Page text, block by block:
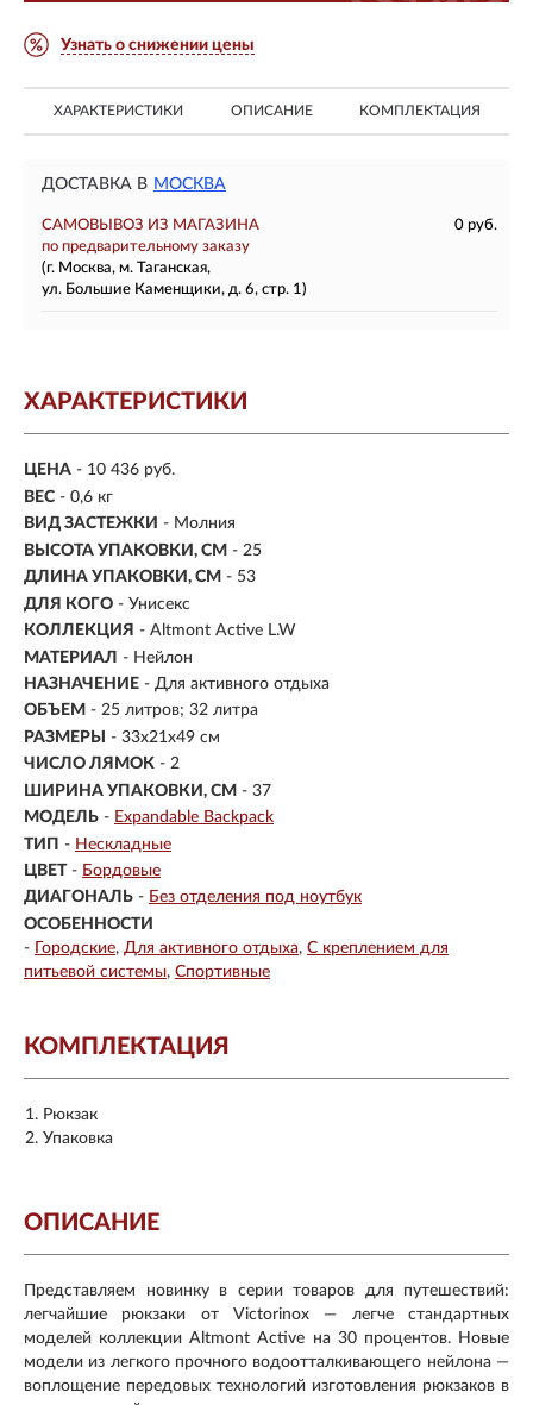
Узнать о снижении цены
ХАРАКТЕРИСТИКИ ОПИСАНИЕ КОМПЛЕКТАЦИЯ
ДОСТАВКА В МОСКВА
САМОВЫВОЗ ИЗ МАГАЗИНА
0 руб.
по предварительному заказу
(г. Москва, м. Таганская,
ул. Большие Каменщики, д. 6, стр. 1)
ХАРАКТЕРИСТИКИ
ЦЕНА - 10 436 руб.
ВЕС - 0,6 кг
ВИД ЗАСТЕЖКИ - Молния
ВЫСОТА УПАКОВКИ, СМ - 25
ДЛИНА УПАКОВКИ, СМ - 53
ДЛЯ КОГО - Унисекс
КОЛЛЕКЦИЯ - Altmont Active L.W
МАТЕРИАЛ - Нейлон
НАЗНАЧЕНИЕ - Для активного отдыха
ОБЪЕМ - 25 литров; 32 литра
РАЗМЕРЫ
- 33x21x49 см
ЧИСЛО ЛЯМОК - 2
ШИРИНА УПАКОВКИ, СМ - 37
МОДЕЛЬ - Expandable Backpack
ТИП - Нескладные
ЦВЕТ - Бордовые
ДИАГОНАЛЬ - Без отделения под ноутбук
ОСОБЕННОСТИ
- Городские Для активного отдыха С креплением для
питьевой системы Спортивные
КОМПЛЕКТАЦИЯ
Рюкзак
Упаковка
ОПИСАНИЕ
Представляем новинку в серии товаров для путешествий:
легчайшие рюкзаки от Victorinox — легче стандартных
моделей коллекции Altmont Active на 30 процентов. Новые
модели из легкого прочного водоотталкивающего нейлона —
воплощение передовых технологий изготовления рюкзаков в